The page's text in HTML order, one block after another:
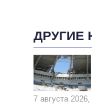
ДРУГИЕ
7 августа